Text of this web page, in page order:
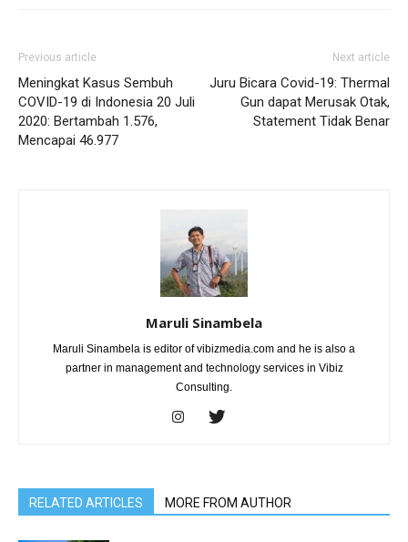
Previous article
Meningkat Kasus Sembuh
COVID-19 di Indonesia 20 Juli
2020: Bertambah 1.576,
Mencapai 46.977
Next article
Juru Bicara Covid-19: Thermal
Gun dapat Merusak Otak,
Statement Tidak Benar
Maruli Sinambela
Maruli Sinambela is editor of vibizmedia.com and he is also a
partner in management and technology services in Vibiz
Consulting.
RELATED ARTICLES MORE FROM AUTHOR